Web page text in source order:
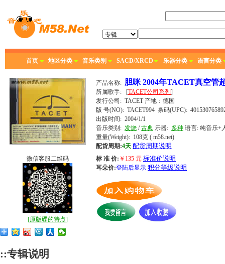
首页 地区分类 音乐类别 SACD/XRCD 乐器分类 语言分类
产品名称: 胆咪 2004年TACET真空管
所属歌手: [TACET公司系列 ]
发行公司: TACET 产地：德国
版 号(NO): TACET994 条码(UPC):
出版时间: 2004/1/1
音乐类别: 发烧 /古典 乐器: 多种 语言: 纯音乐+
重量(Weight): 108克 ( m58.net)
配货周期:4天 配货周期说明
标 准 价: ￥ 135 元 标准价说明
耳朵价:登陆后显示 积分等级说明
微信客服二维码
[原版碟的特点]
::专辑说明